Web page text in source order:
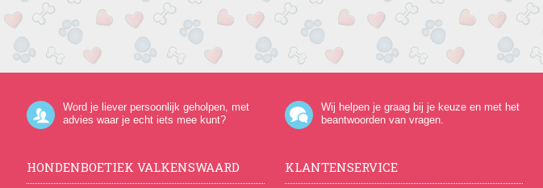
Word je liever persoonlijk geholpen, met
advies waar je echt iets mee kunt?
Wij helpen je graag bij je keuze en met het
beantwoorden van vragen.
HONDENBOETIEK VALKENSWAARD KLANTENSERVICE